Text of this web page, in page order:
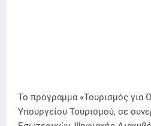
Το πρόγραμμα «Τουρισμός για
Υπουργείου Τουρισμού, σε